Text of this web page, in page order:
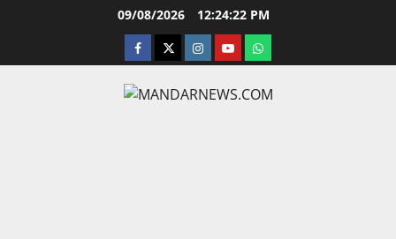
09/08/2026 12:24:23 PM
facebooktwitterinstagram.com
youtubewhatsapp